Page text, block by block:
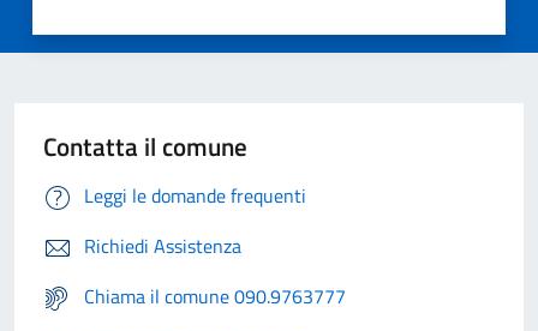
Contatta il comune
Leggi le domande frequenti
Richiedi Assistenza
Chiama il comune 090.9763777